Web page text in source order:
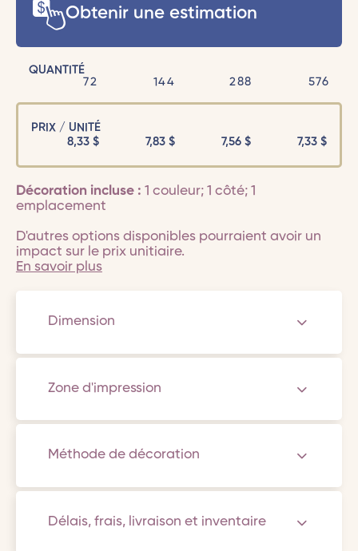
Obtenir une estimation
QUANTITÉ
72
144 288 576
PRIX / UNITÉ
8,33 $ 7,83$ 7,56$ 7,33$
Décoration incluse : 1 couleur; 1 côté; 1
emplacement
D'autres options disponibles pourraient avoir un
impact sur le prix unitiaire.
En savoir plus
Dimension
Zone d'impression
Méthode de décoration
Délais, frais, livraison et inventaire